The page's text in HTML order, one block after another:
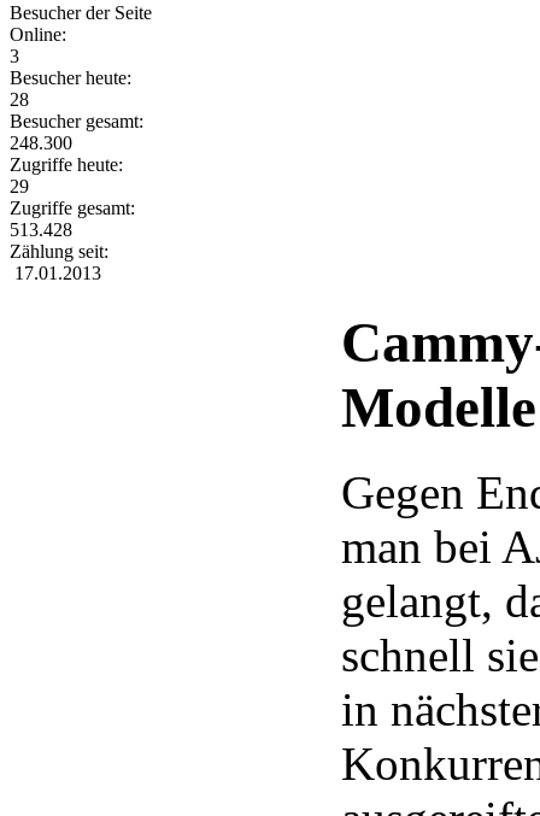
Besucher der Seite
Online:
3
Besucher heute:
28
Besucher gesamt:
248.300
Zugriffe heute:
29
Zugriffe gesamt:
513.428
Zählung seit:
17.01.2013
Modelle
Gegen
man bei
gelangt,
schnell
in